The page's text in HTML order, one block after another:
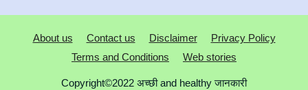
About us Contact us Disclaimer
Privacy Policy
Terms and Conditions
Web stories
Copyright©2022 अच्छी and healthy जानकारी